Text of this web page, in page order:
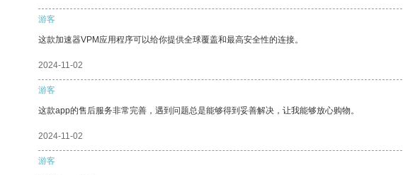
游客
这款加速器VPM应用程序可以给你提供全球覆盖和最高安全性的连接。
2024-11-02
游客
这款app的售后服务非常完善，遇到问题总是能够得到妥善解决，让我能够放心购物。
2024-11-02
游客